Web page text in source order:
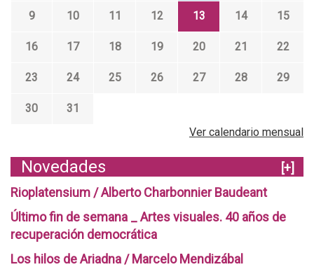
9 10 11 12 13 14 15
16 17 18 19 20 21 22
23 24 25 26 27 28 29
30
31
Ver calendario mensual
Novedades
[+]
Rioplatensium / Alberto Charbonnier Baudeant
Último fin de semana _ Artes visuales. 40 años de
recuperación democrática
Los hilos de Ariadna / Marcelo Mendizábal